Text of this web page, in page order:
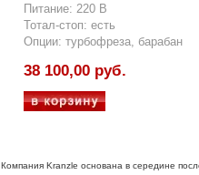
Питание: 220 В
Тотал-стоп: есть
Опции: турбофреза, барабан
38 100,00 руб.
Компания Kranzle основана в середине